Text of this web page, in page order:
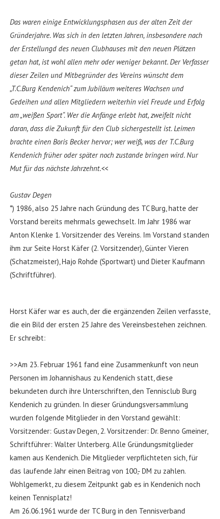
Das waren einige Entwicklungsphasen aus der alten Zeit der
Gründerjahre. Was sich in den letzten Jahren, insbesondere nach
der Erstellungd des neuen Clubhauses mit den neuen Plätzen
getan hat, ist wohl allen mehr oder weniger bekannt. Der Verfasser
dieser Zeilen und Mitbegründer des Vereins wünscht dem
„T.C.Burg Kendenich“ zum Jubiläum weiteres Wachsen und
Gedeihen und allen Mitgliedern weiterhin viel Freude und Erfolg
am „weißen Sport“. Wer die Anfänge erlebt hat, zweifelt nicht
daran, dass die Zukunft für den Club sichergestellt ist. Leimen
brachte einen Boris Becker hervor; wer weiß, was der T.C.Burg
Kendenich früher oder später noch zustande bringen wird. Nur
Mut für das nächste Jahrzehnt.<<
Gustav Degen
*) 1986, also 25 Jahre nach Gründung des TC Burg, hatte der
Vorstand bereits mehrmals gewechselt. Im Jahr 1986 war
Anton Klenke 1. Vorsitzender des Vereins. Im Vorstand standen
ihm zur Seite Horst Käfer (2. Vorsitzender), Günter Vieren
(Schatzmeister), Hajo Rohde (Sportwart) und Dieter Kaufmann
(Schriftführer).
Horst Käfer war es auch, der die ergänzenden Zeilen verfasste,
die ein Bild der ersten 25 Jahre des Vereinsbestehen zeichnen.
Er schreibt:
>>Am 23. Februar 1961 fand eine Zusammenkunft von neun
Personen im Johannishaus zu Kendenich statt, diese
bekundeten durch ihre Unterschriften, den Tennisclub Burg
Kendenich zu gründen. In dieser Gründungsversammlung
wurden folgende Mitglieder in den Vorstand gewählt:
Vorsitzender: Gustav Degen, 2. Vorsitzender: Dr. Benno Gmeiner,
Schriftführer: Walter Unterberg. Alle Gründungsmitglieder
kamen aus Kendenich. Die Mitglieder verpflichteten sich, für
das laufende Jahr einen Beitrag von 100,- DM zu zahlen.
Wohlgemerkt, zu diesem Zeitpunkt gab es in Kendenich noch
keinen Tennisplatz!
Am 26.06.1961 wurde der TC Burg in den Tennisverband